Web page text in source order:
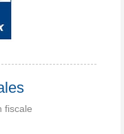
fiscale